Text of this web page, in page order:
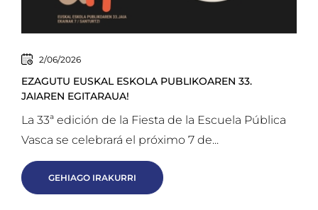
2/06/2026
EZAGUTU EUSKAL ESKOLA PUBLIKOAREN 33.
JAIAREN EGITARAUA!
La 33ª edición de la Fiesta de la Escuela Pública
Vasca se celebrará el próximo 7 de...
GEHIAGO IRAKURRI